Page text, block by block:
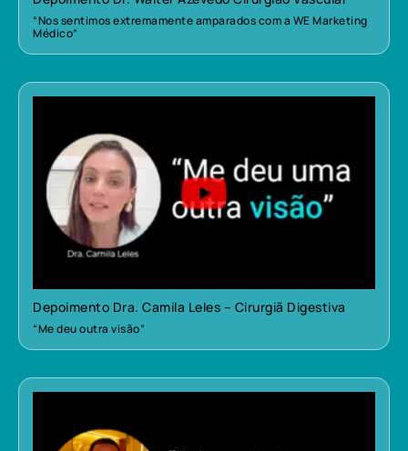
“Nos sentimos extremamente amparados com a WE Marketing
Médico”
Depoimento Dra. Camila Leles – Cirurgiã Digestiva
“Me deu outra visão”